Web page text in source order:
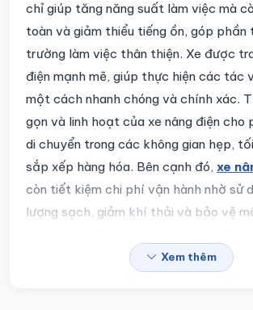
chỉ giúp tăng năng suất làm việc mà
toàn và giảm thiểu tiếng ồn, góp phần
trường làm việc thân thiện. Xe được
điện mạnh mẽ, giúp thực hiện các tác
một cách nhanh chóng và chính xác.
gọn và linh hoạt của xe nâng điện cho
di chuyển trong các không gian hẹp,
sắp xếp hàng hóa. Bên cạnh đó, xe
còn tiết kiệm chi phí vận hành nhờ sử
lượng sạch, giảm khí thải và bảo vệ
chọn lý tưởng cho các doanh nghiệp
Xem thêm